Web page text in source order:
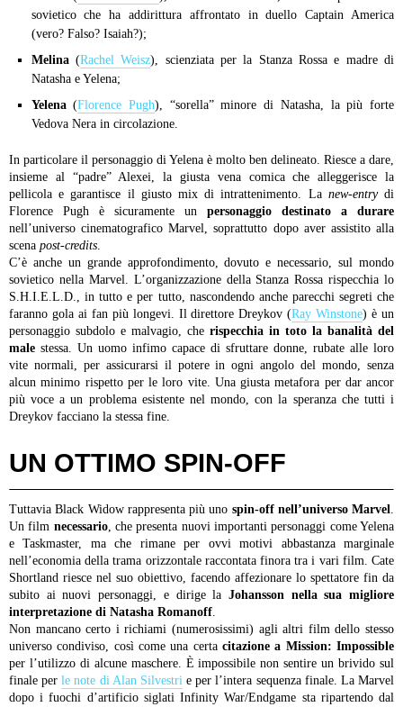
sovietico che ha addirittura affrontato in duello Captain America
(vero? Falso? Isaiah?);
Melina(Rachel Weisz), scienziata per la Stanza Rossa e madre di
Natasha e Yelena;
Yelena(Florence Pugh), “sorella” minore di Natasha, la più forte
Vedova Nera in circolazione.
In particolare il personaggio di Yelena è molto ben delineato. Riesce a dare,
insieme al “padre” Alexei, la giusta vena comica che alleggerisce la
pellicola e garantisce il giusto mix di intrattenimento. La new-entrydi
Florence Pugh è sicuramente un personaggio destinato a durare
nell’universo cinematografico Marvel, soprattutto dopo aver assistito alla
scena post-credits.
C’è anche un grande approfondimento, dovuto e necessario, sul mondo
sovietico nella Marvel. L’organizzazione della Stanza Rossa rispecchia lo
S.H.I.E.L.D., in tutto e per tutto, nascondendo anche parecchi segreti che
faranno gola ai fan più longevi. Il direttore Dreykov (Ray Winstone) è un
personaggio subdolo e malvagio, che rispecchia in toto la banalità del
male stessa. Un uomo infimo capace di sfruttare donne, rubate alle loro
vite normali, per assicurarsi il potere in ogni angolo del mondo, senza
alcun minimo rispetto per le loro vite. Una giusta metafora per dar ancor
più voce a un problema esistente nel mondo, con la speranza che tutti i
Dreykov facciano la stessa fine.
UN OTTIMO SPIN-OFF
Tuttavia Black Widow rappresenta più uno spin-off nell’universo Marvel.
Un film necessario, che presenta nuovi importanti personaggi come Yelena
e Taskmaster, ma che rimane per ovvi motivi abbastanza marginale
nell’economia della trama orizzontale raccontata finora tra i vari film. Cate
Shortland riesce nel suo obiettivo, facendo affezionare lo spettatore fin da
subito ai nuovi personaggi, e dirige la Johansson nella sua migliore
interpretazione di Natasha Romanoff.
Non mancano certo i richiami (numerosissimi) agli altri film dello stesso
universo condiviso, così come una certa citazione a Mission: Impossible
per l’utilizzo di alcune maschere. È impossibile non sentire un brivido sul
finale perle note di Alan Silvestrie per l’intera sequenza finale. La Marvel
dopo i fuochi d’artificio siglati Infinity War/Endgame sta ripartendo dal